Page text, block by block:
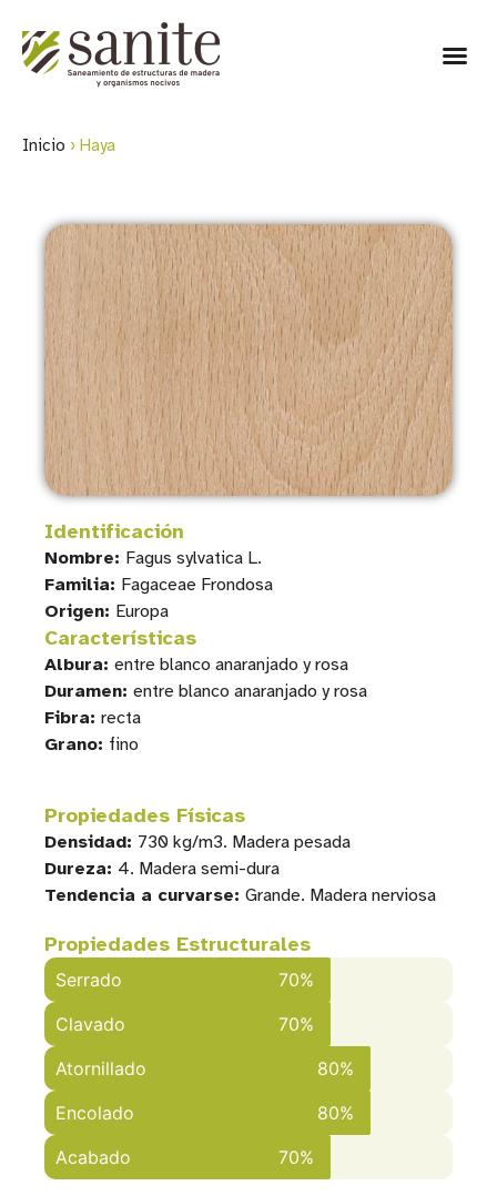
Inicio › Haya
Identificación
Nombre: Fagus sylvatica L.
Familia: Fagaceae Frondosa
Origen: Europa
Características
Albura: entre blanco anaranjado y rosa
Duramen: entre blanco anaranjado y rosa
Fibra: recta
Grano: fino
Propiedades Físicas
Densidad: 730 kg/m3. Madera pesada
Dureza: 4. Madera semi-dura
Tendencia a curvarse: Grande. Madera nerviosa
Propiedades Estructurales
Serrado
70%
Clavado
70%
Atornillado
80%
Encolado
80%
Acabado
70%